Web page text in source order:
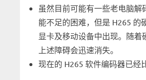
虽然目前可能有一些老电脑解
能不足的困难，但是 H265 的
显卡及移动设备中出现。随着
上述障碍会迅速消失。
现在的 H265 软件编码器已经